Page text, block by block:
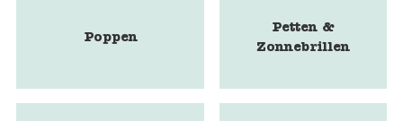
Poppen
Petten &
Zonnebrillen